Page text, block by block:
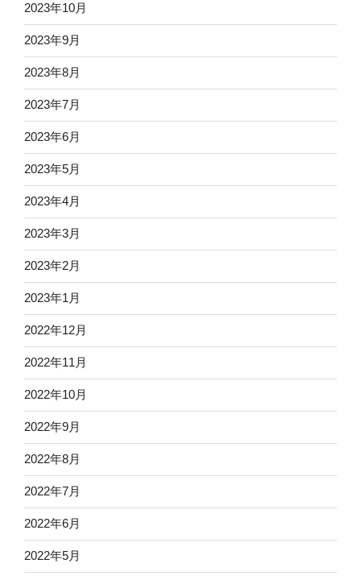
2023年10月
2023年9月
2023年8月
2023年7月
2023年6月
2023年5月
2023年4月
2023年3月
2023年2月
2023年1月
2022年12月
2022年11月
2022年10月
2022年9月
2022年8月
2022年7月
2022年6月
2022年5月